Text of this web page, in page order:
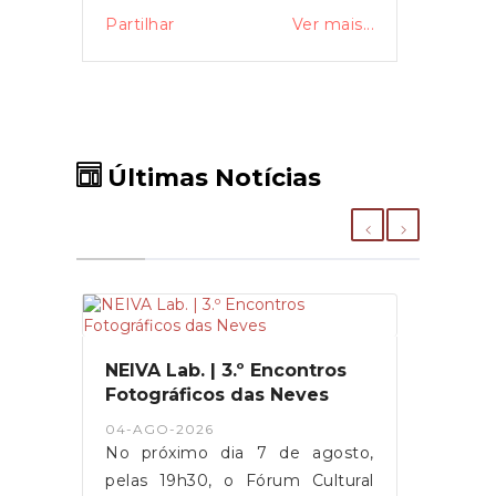
Partilhar Ver mais...
Últimas Notícias
NEIVA Lab. | 3.º Encontros
Fotográficos das Neves
04-AGO-2026
No próximo dia 7 de agosto,
pelas 19h30, o Fórum Cultural